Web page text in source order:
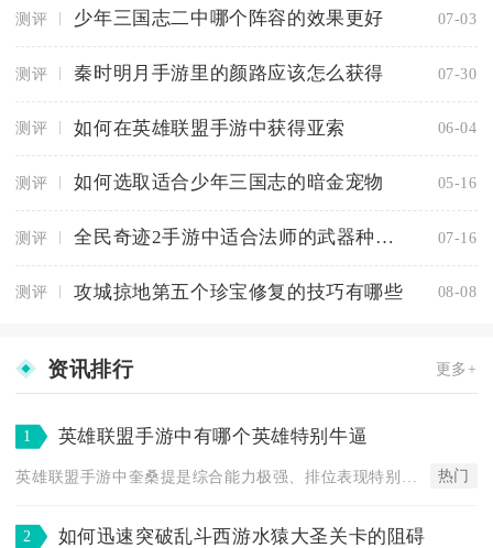
测评 少年三国志二中哪个阵容的效果更好 07-03
测评 秦时明月手游里的颜路应该怎么获得 07-30
测评 如何在英雄联盟手游中获得亚索 06-04
测评 如何选取适合少年三国志的暗金宠物 05-16
测评 全民奇迹2手游中适合法师的武器种类有哪些 07-16
测评 攻城掠地第五个珍宝修复的技巧有哪些 08-08
资讯排行 更多+
1 英雄联盟手游中有哪个英雄特别牛逼
热门
2 如何迅速突破乱斗西游水猿大圣关卡的阻碍